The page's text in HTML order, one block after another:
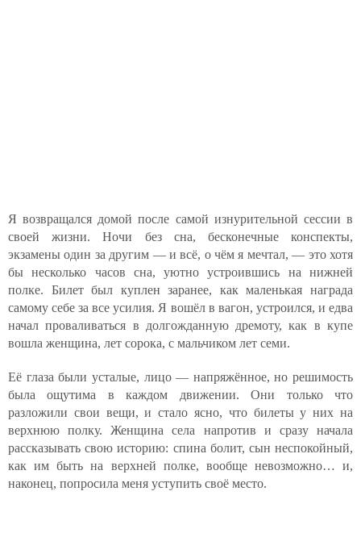
Я возвращался домой после самой изнурительной сессии в
своей жизни. Ночи без сна, бесконечные конспекты,
экзамены один за другим — и всё, о чём я мечтал, — это хотя
бы несколько часов сна, уютно устроившись на нижней
полке. Билет был куплен заранее, как маленькая награда
самому себе за все усилия. Я вошёл в вагон, устроился, и едва
начал проваливаться в долгожданную дремоту, как в купе
вошла женщина, лет сорока, с мальчиком лет семи.
Её глаза были усталые, лицо — напряжённое, но решимость
была ощутима в каждом движении. Они только что
разложили свои вещи, и стало ясно, что билеты у них на
верхнюю полку. Женщина села напротив и сразу начала
рассказывать свою историю: спина болит, сын неспокойный,
как им быть на верхней полке, вообще невозможно… и,
наконец, попросила меня уступить своё место.